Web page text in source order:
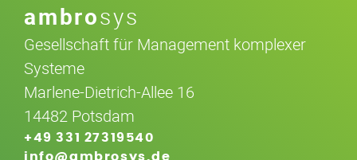
ambrosys
Gesellschaft für Management komplexer
Systeme
Marlene-Dietrich-Allee 16
14482 Potsdam
+49 331 27319540
info@ambrosys.de